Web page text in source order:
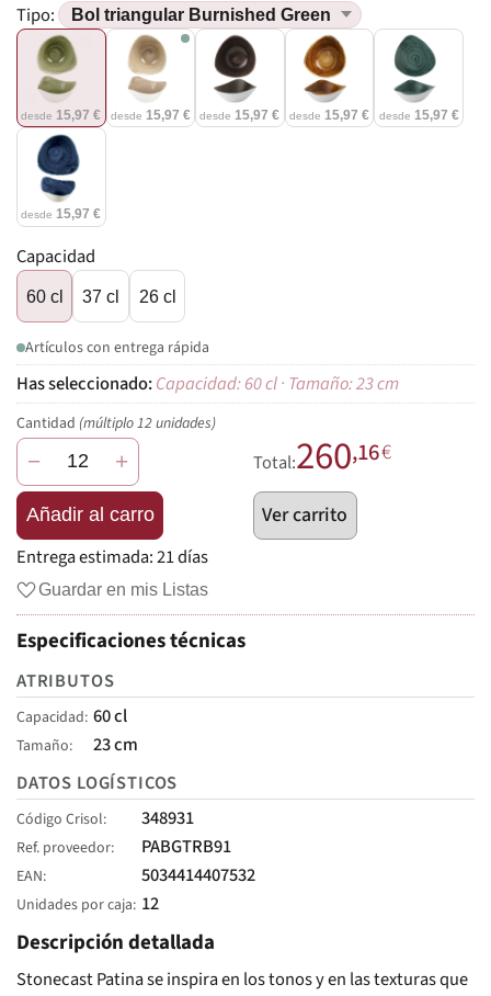
Tipo:
desde 15,97 € desde 15,97 € desde 15,97 € desde 15,97 € desde 15,97 €
desde15,97 €
Capacidad
60 cl 37 cl 26 cl
Artículos con entrega rápida
Capacidad: 60 cl · Tamaño: 23 cm
Cantidad (múltiplo 12 unidades)
− +
Añadir al carro
Total:260,16€
Ver carrito
Entrega estimada:21 días
Guardar en mis Listas
Especificaciones técnicas
ATRIBUTOS
Capacidad 60 cl
Tamaño
23 cm
DATOS LOGÍSTICOS
Código Crisol 348931
Ref. proveedor PABGTRB91
EAN 5034414407532
Unidades por caja 12
Descripción detallada
Stonecast Patina se inspira en los tonos y en las texturas que